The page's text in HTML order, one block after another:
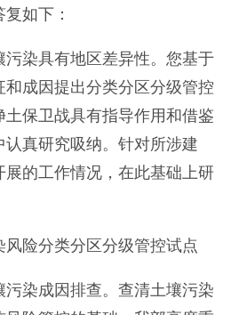
如下：
染具有地区差异性。您基于
和成因提出分类分区分级管控
保卫战具有指导作用和借鉴
真研究吸纳。针对所涉建
的工作情况，在此基础上研
险分类分区分级管控试点
染成因排查。查清土壤污染